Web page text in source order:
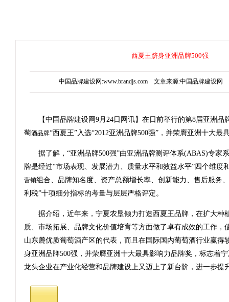
西夏王跻身亚洲品牌500强
中国品牌建设网:www.brandjs.com 文章来源:中国品牌建设网
【中国品牌建设网9月24日网讯】在日前举行的第8届亚洲品
萄酒品牌“西夏王”入选“2012亚洲品牌500强”，并荣膺亚洲十大最
据了解，“亚洲品牌500强”由亚洲品牌测评体系(ABAS)专家
牌是经过“市场表现、发展潜力、质量水平和效益水平”四个维度
营销组合、品牌知名度、资产总额增长率、创新能力、售后服务
利税”十项细分指标的考量与层层严格评定。
据介绍，近年来，宁夏农垦倾力打造西夏王品牌，在扩大种
质、市场拓展、品牌文化价值培育等方面做了卓有成效的工作，
山东麓优质葡萄酒产区的代表，而且在国际国内葡萄酒行业赢得
身亚洲品牌500强，并荣膺亚洲十大最具影响力品牌奖，标志着
龙头企业在产业化经营和品牌建设上又迈上了新台阶，进一步提